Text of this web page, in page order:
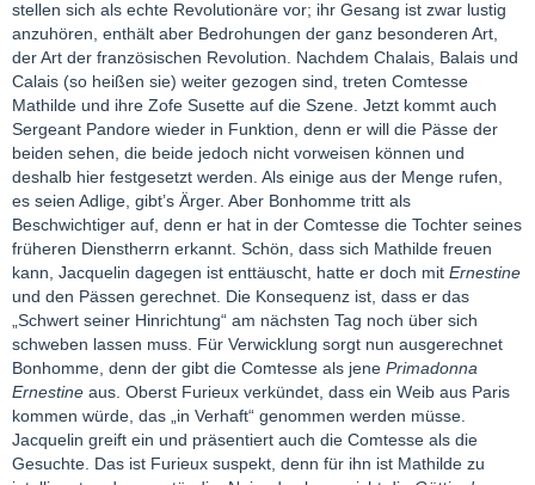
stellen sich als echte Revolutionäre vor; ihr Gesang ist zwar lustig
anzuhören, enthält aber Bedrohungen der ganz besonderen Art,
der Art der französischen Revolution. Nachdem Chalais, Balais und
Calais (so heißen sie) weiter gezogen sind, treten Comtesse
Mathilde und ihre Zofe Susette auf die Szene. Jetzt kommt auch
Sergeant Pandore wieder in Funktion, denn er will die Pässe der
beiden sehen, die beide jedoch nicht vorweisen können und
deshalb hier festgesetzt werden. Als einige aus der Menge rufen,
es seien Adlige, gibt’s Ärger. Aber Bonhomme tritt als
Beschwichtiger auf, denn er hat in der Comtesse die Tochter seines
früheren Dienstherrn erkannt. Schön, dass sich Mathilde freuen
kann, Jacquelin dagegen ist enttäuscht, hatte er doch mit Ernestine
und den Pässen gerechnet. Die Konsequenz ist, dass er das
„Schwert seiner Hinrichtung“ am nächsten Tag noch über sich
schweben lassen muss. Für Verwicklung sorgt nun ausgerechnet
Bonhomme, denn der gibt die Comtesse als jene Primadonna
Ernestine aus. Oberst Furieux verkündet, dass ein Weib aus Paris
kommen würde, das „in Verhaft“ genommen werden müsse.
Jacquelin greift ein und präsentiert auch die Comtesse als die
Gesuchte. Das ist Furieux suspekt, denn für ihn ist Mathilde zu